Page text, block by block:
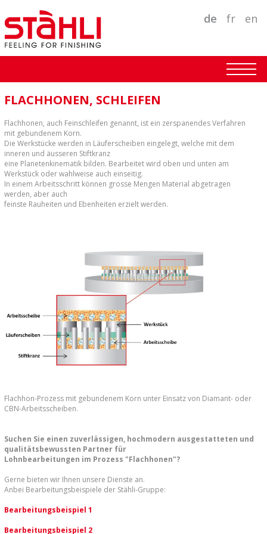
de fr en
FLACHHONEN, SCHLEIFEN
Flachhonen, auch Feinschleifen genannt, ist ein zerspanendes Verfahren
mit gebundenem Korn.
Die Werkstücke werden in Läuferscheiben eingelegt, welche mit dem
inneren und äusseren Stiftkranz
eine Planetenkinematik bilden. Bearbeitet wird oben und unten am
Werkstück oder wahlweise auch einseitig.
In einem Arbeitsschritt können grosse Mengen Material abgetragen
werden, aber auch
feinste Rauheiten und Ebenheiten erzielt werden.
Flachhon-Prozess mit gebundenem Korn unter Einsatz von Diamant- oder
CBN-Arbeitsscheiben.
Suchen Sie einen zuverlässigen, hochmodern ausgestatteten und
qualitätsbewussten Partner für
Lohnbearbeitungen im Prozess "Flachhonen"?
Gerne bieten wir Ihnen unsere Dienste an.
Anbei Bearbeitungsbeispiele der Stähli-Gruppe:
Bearbeitungsbeispiel 1
Bearbeitungsbeispiel 2